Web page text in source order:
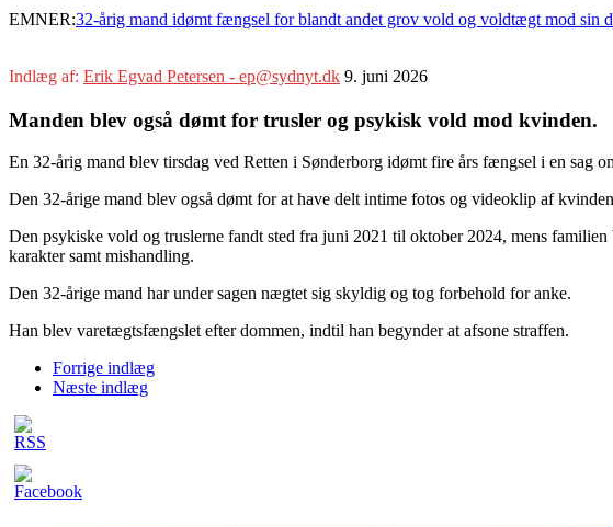
EMNER:32-årig mand idømt fængsel for blandt andet grov vold og voldtægt mod sin
Indlæg af: Erik Egvad Petersen - ep@sydnyt.dk 9. juni 2026
Manden blev også dømt for trusler og psykisk vold mod kvinden.
En 32-årig mand blev tirsdag ved Retten i Sønderborg idømt fire års fængsel i en
Den 32-årige mand blev også dømt for at have delt intime fotos og videoklip af
Den psykiske vold og truslerne fandt sted fra juni 2021 til oktober 2024, mens
karakter samt mishandling.
Den 32-årige mand har under sagen nægtet sig skyldig og tog forbehold for anke.
Han blev varetægtsfængslet efter dommen, indtil han begynder at afsone straffen.
Forrige indlæg
Næste indlæg